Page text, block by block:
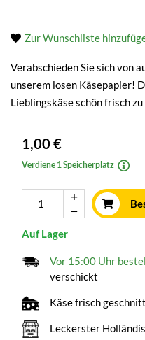
Zur Wunschliste
Verabschieden Sie sich von
unserem losen Käsepapier!
Lieblingskäse schön frisch
1,00 €
Verdiene 1 Speicherplatz
Auf Lager
Vor 15:00 Uhr
verschickt
Käse frisch
Leckerster